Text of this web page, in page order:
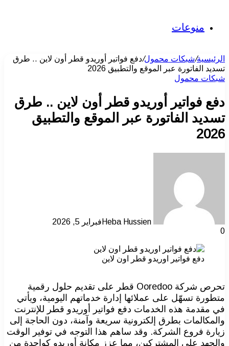
منوعات
الرئيسية/شبكات محمول/دفع فواتير أوريدو قطر أون لاين .. طرق
تسديد الفاتورة عبر الموقع والتطبيق 2026
شبكات محمول
دفع فواتير أوريدو قطر أون لاين .. طرق
تسديد الفاتورة عبر الموقع والتطبيق
2026
Heba Hussien فبراير 5, 2026
0
دفع فواتير اوريدو قطر اون لاين
تحرص شركة Ooredoo قطر على تقديم حلول رقمية
متطورة تسهّل على عملائها إدارة خدماتهم اليومية، ويأتي
في مقدمة هذه الخدمات دفع فواتير أوريدو قطر للإنترنت
والمكالمات بطرق إلكترونية سريعة وآمنة، دون الحاجة إلى
زيارة فروع الشركة. وقد ساهم هذا التوجه في توفير الوقت
والجهد على المشتركين، مما عزز مكانة أوريدو كواحدة من